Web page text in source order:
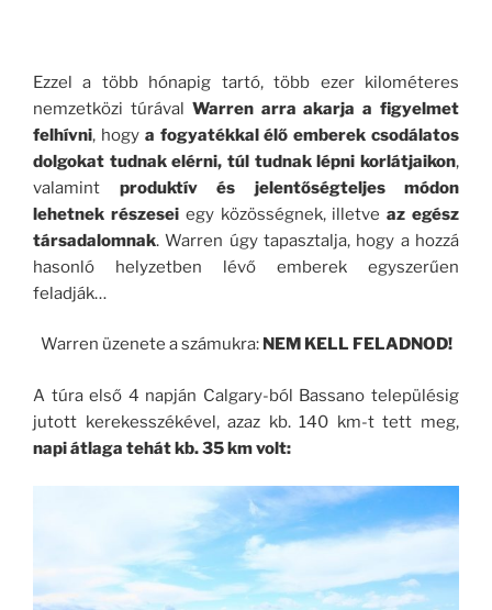
Ezzel a több hónapig tartó, több ezer kilométeres
nemzetközi túrával Warren arra akarja a figyelmet
felhívni, hogy a fogyatékkal élő emberek csodálatos
dolgokat tudnak elérni, túl tudnak lépni korlátjaikon,
valamint produktív és jelentőségteljes módon
lehetnek részeseiegy közösségnek, illetveaz egész
társadalomnak. Warren úgy tapasztalja, hogy a hozzá
hasonló helyzetben lévő emberek egyszerűen
feladják…
Warren üzenete a számukra: NEM KELL FELADNOD!
A túra első 4 napján Calgary-ból Bassano településig
jutott kerekesszékével, azaz kb. 140 km-t tett meg,
napi átlaga tehát kb. 35 km volt: